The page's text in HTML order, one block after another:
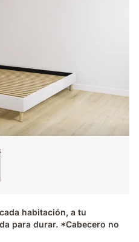
habitación, a tu
para durar. *Cabecero no